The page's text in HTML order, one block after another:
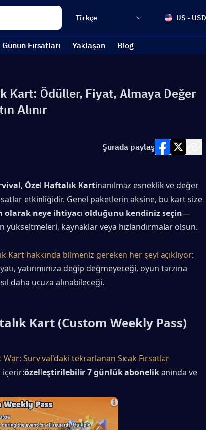
Türkçe US - USD
Günün Fırsatları Yaklaşan Blog
Kart: Ödüller, Fiyat, Almaya Değer
Alınır
Şurada paylaş
, Özel Haftalık Kartinanılmaz esneklik ve değer
etkinliğidir. Genel paketlerin aksine, bu kart size
olarak neye ihtiyacı olduğunu kendiniz seçin—
yükseltmeleri, kaynaklar veya hızlandırmalar olsun.
Kart hakkında bilmeniz gereken her şeyi açıklıyor:
yatırımınıza değip değmeyeceği, oyun tarzına
daha ucuza alınabileceği.
Kart (Custom Weekly Pass)
War: Survival'daki tekrarlanan Sıcak Fırsatlar
içerir:özelleştirilebilir 7 günlük abonelik anında ve